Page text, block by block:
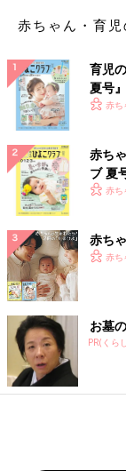
赤ちゃん・育
育児
夏号
いっ赤ち
赤ち
ブ 夏
く！赤ち
赤ち
赤ち
お墓
PR(くら